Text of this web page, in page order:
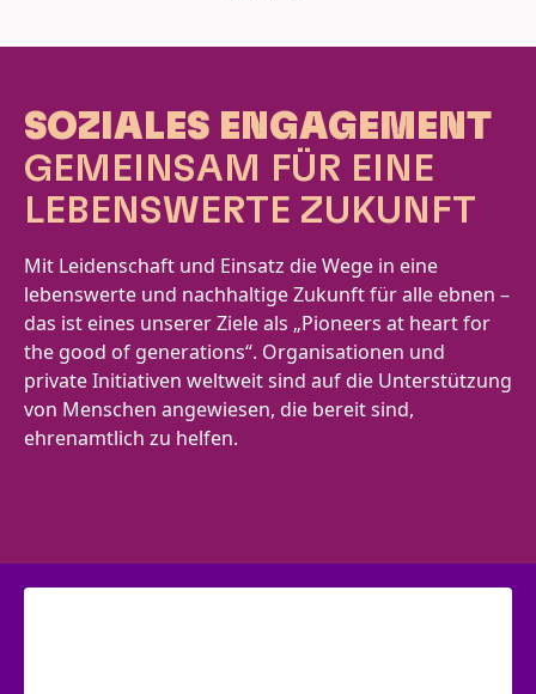
SOZIALES ENGAGEMENT
GEMEINSAM FÜR EINE
LEBENSWERTE ZUKUNFT
Mit Leidenschaft und Einsatz die Wege in eine
lebenswerte und nachhaltige Zukunft für alle ebnen –
das ist eines unserer Ziele als „Pioneers at heart for
the good of generations“. Organisationen und
private Initiativen weltweit sind auf die Unterstützung
von Menschen angewiesen, die bereit sind,
ehrenamtlich zu helfen.